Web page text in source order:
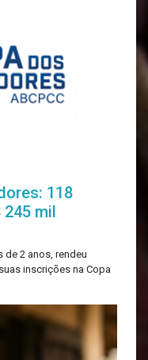
118
mil
de 2 anos, rendeu
inscrições na Copa